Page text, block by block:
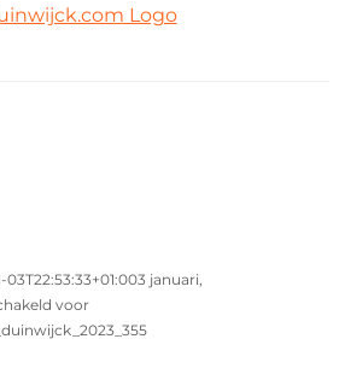
03T22:53:33+01:003 januari,
voor